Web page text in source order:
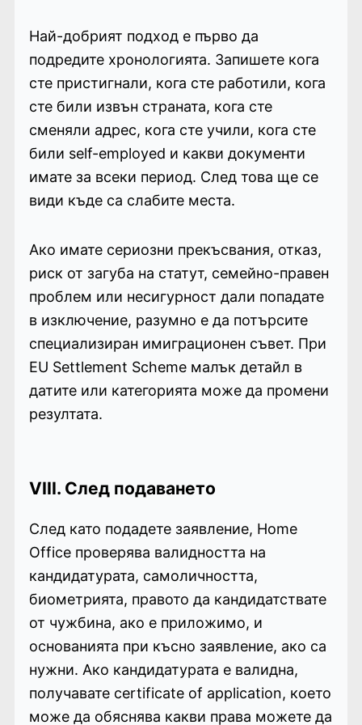
Най-добрият подход е първо да
подредите хронологията. Запишете кога
сте пристигнали, кога сте работили, кога
сте били извън страната, кога сте
сменяли адрес, кога сте учили, кога сте
били self-employed и какви документи
имате за всеки период. След това ще се
види къде са слабите места.
Ако имате сериозни прекъсвания, отказ,
риск от загуба на статут, семейно-правен
проблем или несигурност дали попадате
в изключение, разумно е да потърсите
специализиран имиграционен съвет. При
EU Settlement Scheme малък детайл в
датите или категорията може да промени
резултата.
VIII. След подаването
След като подадете заявление, Home
Office проверява валидността на
кандидатурата, самоличността,
биометрията, правото да кандидатствате
от чужбина, ако е приложимо, и
основанията при късно заявление, ако са
нужни. Ако кандидатурата е валидна,
получавате certificate of application, което
може да обяснява какви права можете да